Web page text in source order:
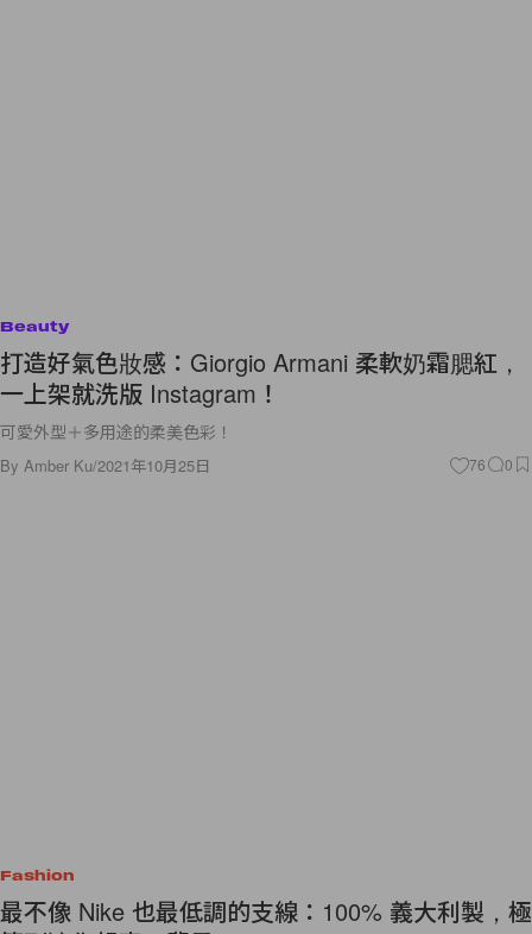
Beauty
打造好氣色妝感：Giorgio Armani 柔軟奶霜腮紅，
一上架就洗版 Instagram！
可愛外型＋多用途的柔美色彩！
By Amber Ku/2021年10月25日 76 0
Fashion
最不像 Nike 也最低調的支線：100% 義大利製，極